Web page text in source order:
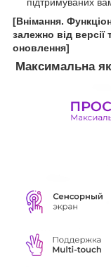
підтримуваних
[Внімання.
залежно від версії
оновлення]
Максимальна